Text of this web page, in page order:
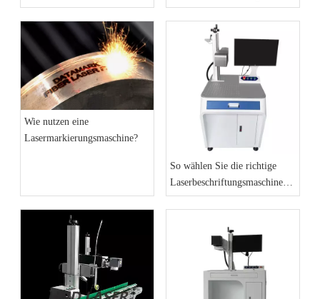
im Jahr 2026
Wie nutzen eine
Lasermarkierungsmaschine?
So wählen Sie die richtige
Laserbeschriftungsmaschine
für die Metallgravur aus